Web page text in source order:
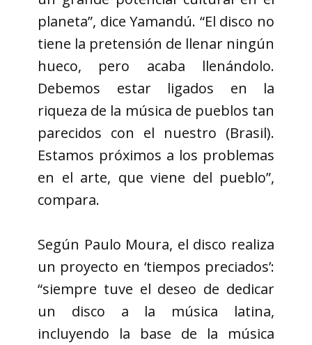
planeta”, dice Yamandú. “El disco no
tiene la pretensión de llenar ningún
hueco, pero acaba llenándolo.
Debemos estar ligados en la
riqueza de la música de pueblos tan
parecidos con el nuestro (Brasil).
Estamos próximos a los problemas
en el arte, que viene del pueblo”,
compara.
Según Paulo Moura, el disco realiza
un proyecto en ‘tiempos preciados’:
“siempre tuve el deseo de dedicar
un disco a la música latina,
incluyendo la base de la música